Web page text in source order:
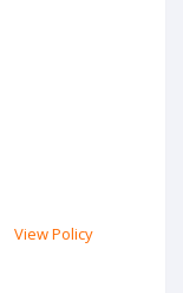
View Policy